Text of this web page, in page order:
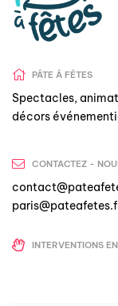
PÂTE Â FÊTES
Spectacles,
décors
CONTACTEZ -
INTERVENTIONS